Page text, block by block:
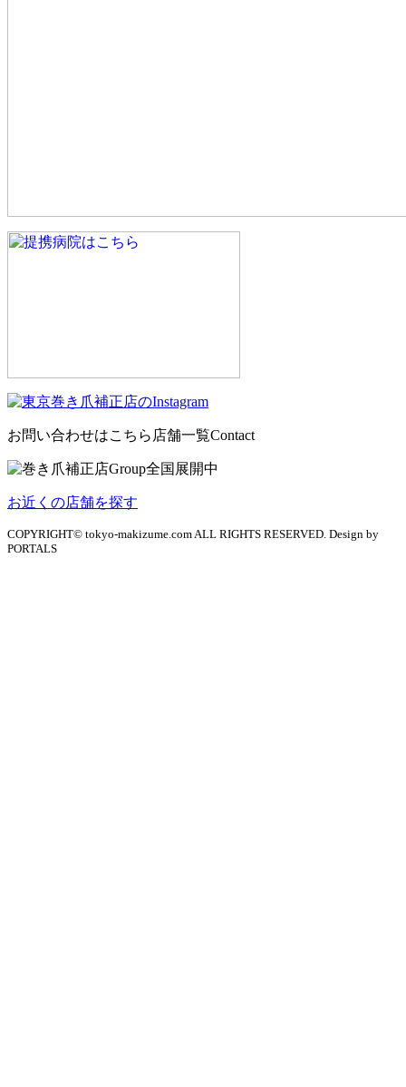
お問い合わせはこちら 店舗一覧Contact
お近くの店舗を探す
COPYRIGHT© tokyo-makizume.com ALL RIGHTS RESERVED. Design by
PORTALS